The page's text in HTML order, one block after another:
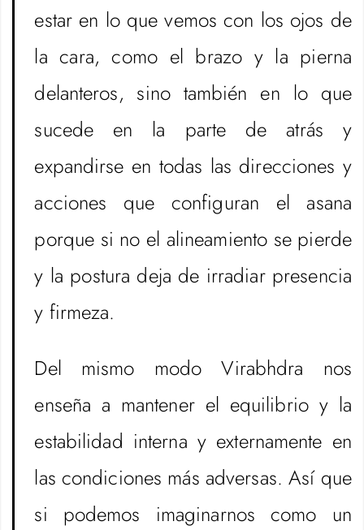
estar en lo que vemos con los ojos de
la cara, como el brazo y la pierna
delanteros, sino también en lo que
sucede en la parte de atrás y
expandirse en todas las direcciones y
acciones que configuran el asana
porque si no el alineamiento se pierde
y la postura deja de irradiar presencia
y firmeza.
Del mismo modo Virabhdra nos
enseña a mantener el equilibrio y la
estabilidad interna y externamente en
las condiciones más adversas. Así que
si podemos imaginarnos como un